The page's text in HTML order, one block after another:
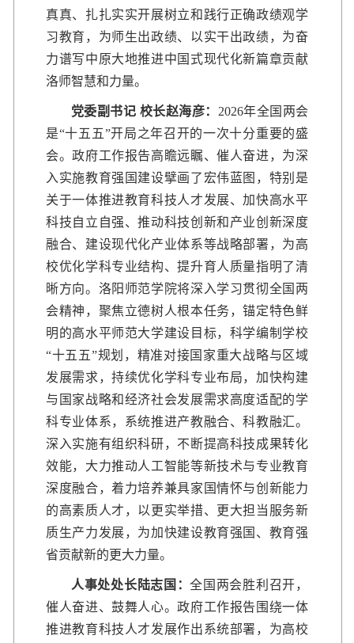
真真、扎扎实实开展树立和践行正确政绩观学
习教育，为师生出政绩、以实干出政绩，为奋
力谱写中原大地推进中国式现代化新篇章贡献
洛师智慧和力量。
党委副书记 校长赵海彦： 2026年全国两会
是“十五五”开局之年召开的一次十分重要的盛
会。政府工作报告高瞻远瞩、催人奋进，为深
入实施教育强国建设擘画了宏伟蓝图，特别是
关于一体推进教育科技人才发展、加快高水平
科技自立自强、推动科技创新和产业创新深度
融合、建设现代化产业体系等战略部署，为高
校优化学科专业结构、提升育人质量指明了清
晰方向。洛阳师范学院将深入学习贯彻全国两
会精神，聚焦立德树人根本任务，锚定特色鲜
明的高水平师范大学建设目标，科学编制学校
“十五五”规划，精准对接国家重大战略与区域
发展需求，持续优化学科专业布局，加快构建
与国家战略和经济社会发展需求高度适配的学
科专业体系，系统推进产教融合、科教融汇。
深入实施有组织科研，不断提高科技成果转化
效能，大力推动人工智能等新技术与专业教育
深度融合，着力培养兼具家国情怀与创新能力
的高素质人才，以更实举措、更大担当服务新
质生产力发展，为加快建设教育强国、教育强
省贡献新的更大力量。
人事处处长陆志国：全国两会胜利召开，
催人奋进、鼓舞人心。政府工作报告围绕一体
推进教育科技人才发展作出系统部署，为高校